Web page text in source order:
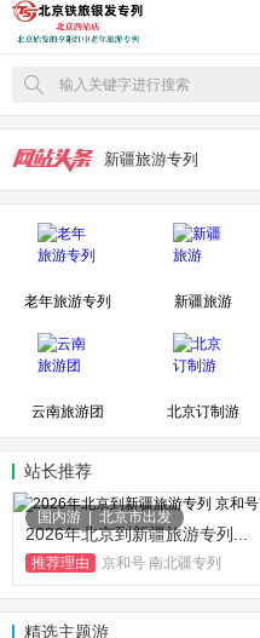
输入关键字进行搜索
新疆旅游专列
老年旅游专列 新疆旅游
云南旅游团 北京订制游
站长推荐
国内游 北京市出发
97003人关注
2026年北京到新疆旅游专列...
推荐理由 京和号 南北疆专列
精选主题游